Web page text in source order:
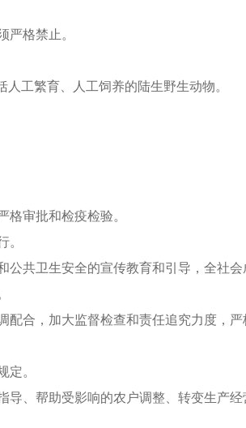
格禁止。
工繁育、人工饲养的陆生野生动物。
审批和检疫检验。
。
共卫生安全的宣传教育和引导，全社会
合，加大监督检查和责任追究力度，严
。
、帮助受影响的农户调整、转变生产经